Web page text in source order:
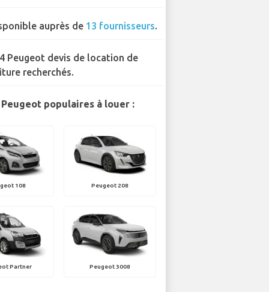
auprès de 13 fournisseurs.
Peugeot devis de location de
recherchés.
populaires à louer :
108 Peugeot 208
Partner Peugeot 3008